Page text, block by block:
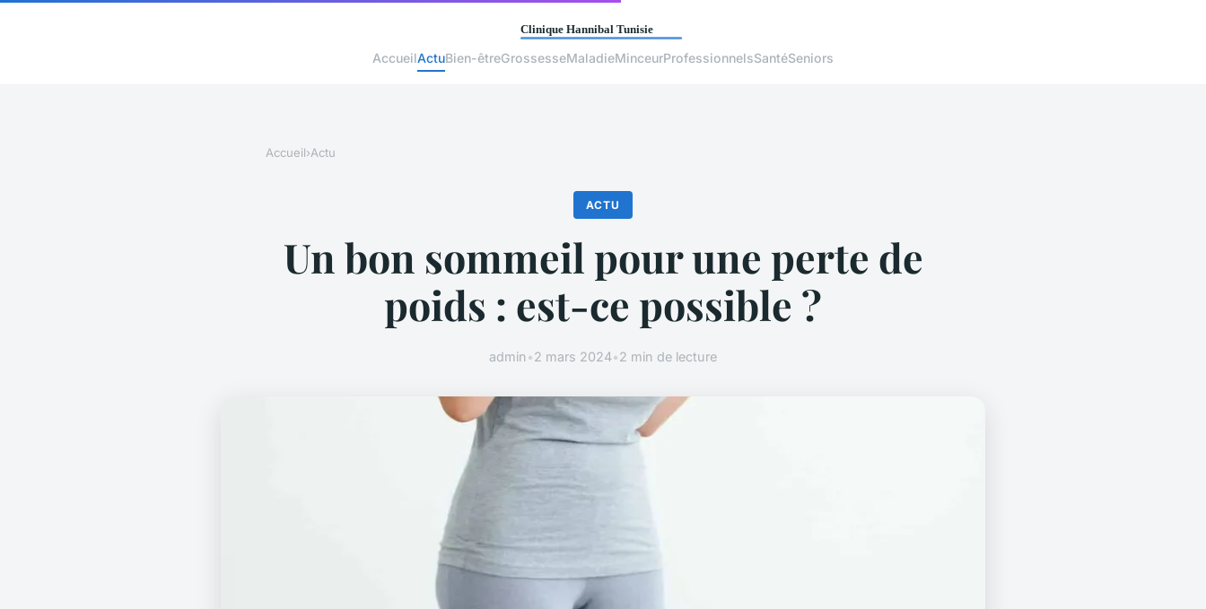
AccueilActuBien-êtreGrossesseMaladieMinceurProfessionnelsSantéSeniors
Accueil›Actu
ACTU
Un bon sommeil pour une perte de
poids : est-ce possible ?
admin•2 mars 2024•2 min de lecture